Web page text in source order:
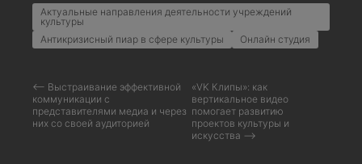
Актуальные направления деятельности учреждений
культуры
Антикризисный пиар в сфере культуры
Онлайн студия
⟵ Выстраивание эффективной
коммуникации с
представителями медиа и через
них со своей аудиторией
«VK Клипы»: как
вертикальное видео
помогает развитию
проектов культуры и
искусства ⟶